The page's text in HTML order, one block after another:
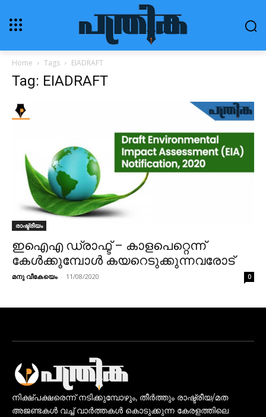
Home Tags EIADRAFT
Tag: EIADRAFT
രാഷ്ട്രീയം
ഇഐഎ ഡ്രാഫ്ട് – കാളപെറ്റെന്ന്
കേള്‍ക്കുമ്പോള്‍ കയറെടുക്കുന്നവരോട്
മനു വീകേയെം - 11/08/2020 0
നിക്ഷ്പക്ഷരെന്ന് നടിക്കുമ്പോഴും, തീർത്തും രാഷ്ട്രീയ/മത
അജണ്ടകൾ വച്ച് വാർത്തകൾ കൊടുക്കുന്ന കേരളത്തിലെ